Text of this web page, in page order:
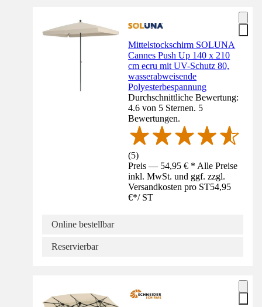
Mittelstockschirm SOLUNA
Cannes Push Up 140 x 210
cm ecru mit UV-Schutz 80,
wasserabweisende
Polyesterbespannung
Durchschnittliche Bewertung:
4.6 von 5 Sternen. 5
Bewertungen.
(5)
Preis — 54,95 € * Alle Preise
inkl. MwSt. und ggf. zzgl.
Versandkosten pro ST54,95
€*/ ST
Online bestellbar
Reservierbar